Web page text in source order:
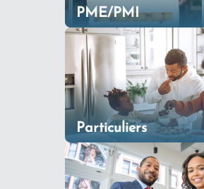
PME/PMI
Particuliers